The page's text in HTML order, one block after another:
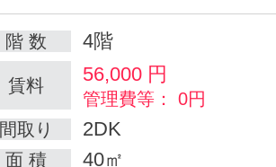
階 数 4階
賃料 56,000 円
管理費等： 0円
間取り
2DK
面 積 40㎡